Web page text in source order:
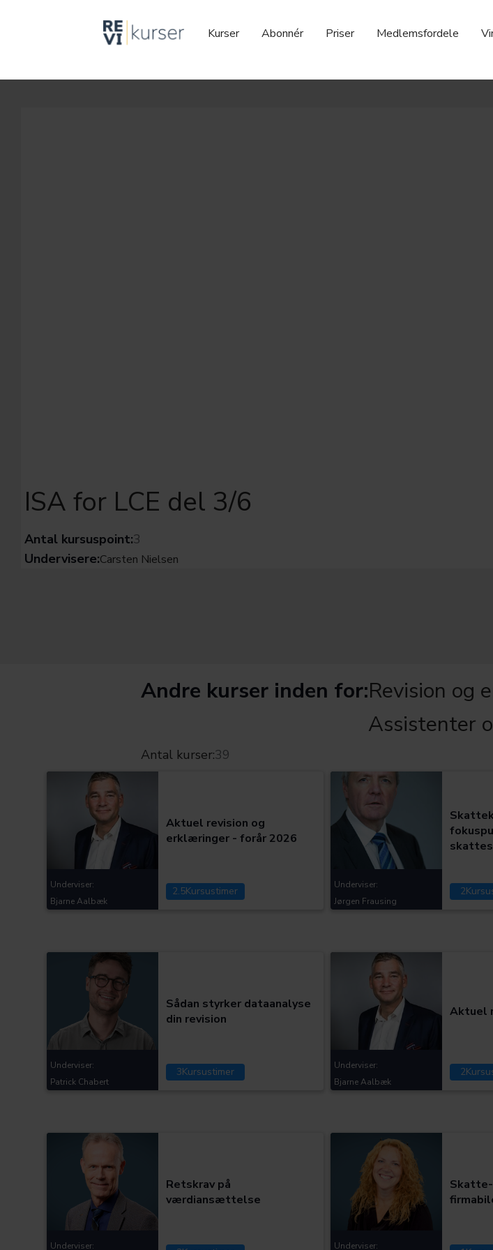
Kurser Abonnér Priser Medlemsfordele
ISA for LCE del 3/6
Antal kursuspoint:3
Undervisere:Carsten Nielsen
Andre kurser inden for:Revision og
Assistenter
Antal kurser:39
Aktuel revision og
erklæringer - forår 2026
2.5Kursustimer
Underviser:
Bjarne Aalbæk
2
Underviser:
Jørgen Frausing
Sådan styrker dataanalyse
din revision
3Kursustimer
Underviser:
Patrick Chabert
Aktuel
2
Underviser:
Bjarne Aalbæk
Retskrav på
værdiansættelse
Underviser:
Underviser: